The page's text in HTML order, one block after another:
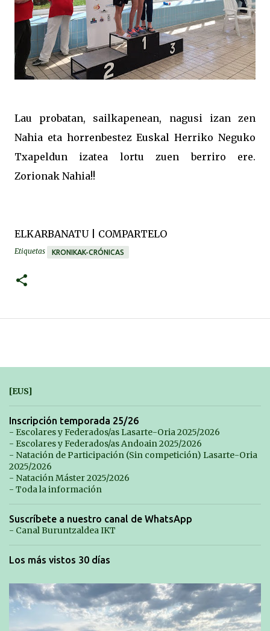
Lau probatan, sailkapenean, nagusi izan zen
Nahia eta horrenbestez Euskal Herriko Neguko
Txapeldun izatea lortu zuen berriro ere.
Zorionak Nahia!!
ELKARBANATU | COMPARTELO
Etiquetas KRONIKAK-CRÓNICAS
[EUS]
Inscripción temporada 25/26
- Escolares y Federados/as Lasarte-Oria 2025/2026
- Escolares y Federados/as Andoain 2025/2026
- Natación de Participación (Sin competición) Lasarte-Oria
2025/2026
- Natación Máster 2025/2026
- Toda la información
Suscríbete a nuestro canal de WhatsApp
- Canal Buruntzaldea IKT
Los más vistos 30 días